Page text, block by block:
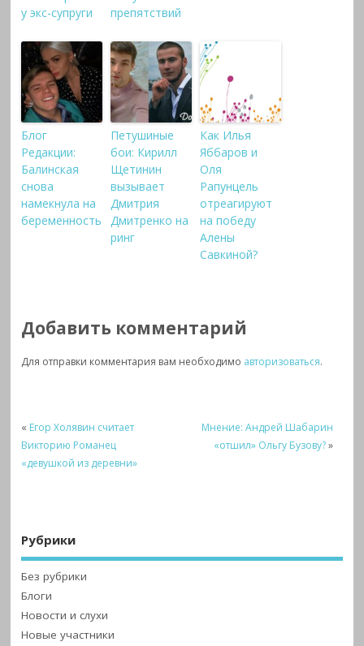
у экс-супруги
препятствий
Блог
Редакции:
Балинская
снова
намекнула на
беременность
Петушиные
бои: Кирилл
Щетинин
вызывает
Дмитрия
Дмитренко на
ринг
Как Илья
Яббаров и
Оля
Рапунцель
отреагируют
на победу
Алены
Савкиной?
Добавить комментарий
Для отправки комментария вам необходимо авторизоваться.
« Егор Холявин считает
Викторию Романец
«девушкой из деревни»
Мнение: Андрей Шабарин
«отшил» Ольгу Бузову?»
Рубрики
Без рубрики
Блоги
Новости и слухи
Новые участники